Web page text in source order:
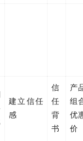
建立信任
感
信
任
背
书
产
组
优
价